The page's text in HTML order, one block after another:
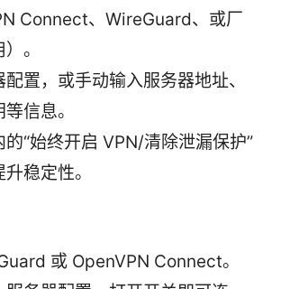
Connect、WireGuard、或厂
。
置，或手动输入服务器地址、
信息。
的“始终开启 VPN/清除泄漏保护”
稳定性。
或 OpenVPN Connect。